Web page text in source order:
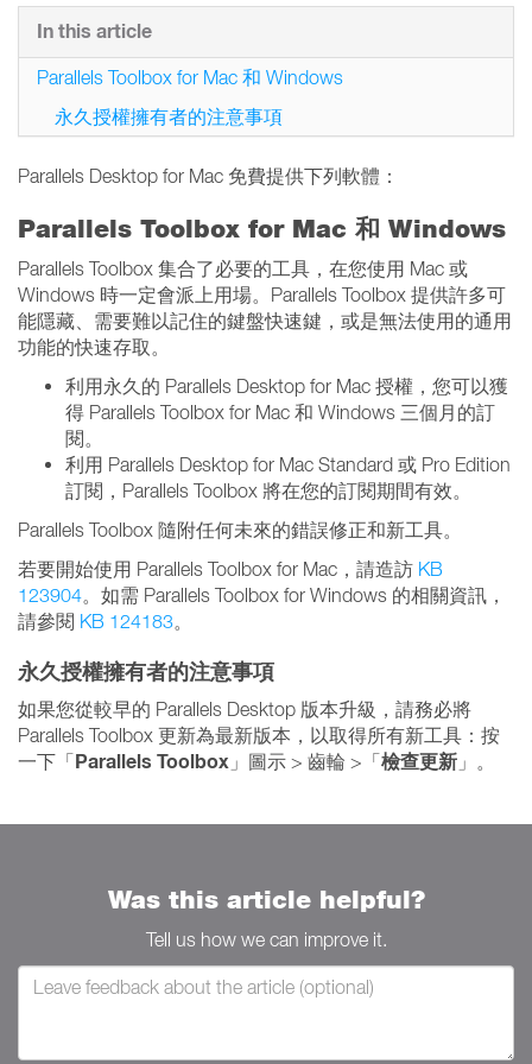
Parallels Desktop for Mac 免費提供下列軟體：
Parallels Toolbox for Mac 和 Windows
Parallels Toolbox 集合了必要的工具，在您使用 Mac 或
Windows 時一定會派上用場。Parallels Toolbox 提供許多可
能隱藏、需要難以記住的鍵盤快速鍵，或是無法使用的通用
功能的快速存取。
利用永久的 Parallels Desktop for Mac 授權，您可以獲
得 Parallels Toolbox for Mac 和 Windows 三個月的訂
閱。
利用 Parallels Desktop for Mac Standard 或 Pro Edition
訂閱，Parallels Toolbox 將在您的訂閱期間有效。
Parallels Toolbox 隨附任何未來的錯誤修正和新工具。
若要開始使用 Parallels Toolbox for Mac，請造訪 KB
123904。如需 Parallels Toolbox for Windows 的相關資訊，
請參閱 KB 124183。
永久授權擁有者的注意事項
如果您從較早的 Parallels Desktop 版本升級，請務必將
Parallels Toolbox 更新為最新版本，以取得所有新工具：按
一下「Parallels Toolbox 」圖示 > 齒輪 >「檢查更新 」。
In this article
Parallels Toolbox for Mac 和 Windows
永久授權擁有者的注意事項
Was this article helpful?
Tell us how we can improve it.